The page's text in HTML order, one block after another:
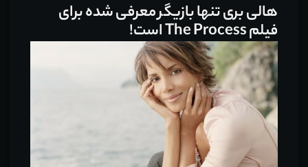
هالی بری تنها بازیگر معرفی شده برای
فیلم The Process است!